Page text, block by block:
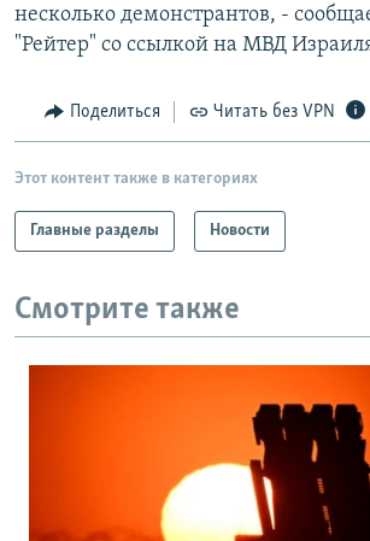
несколько демонстрантов, -
"Рейтер" со ссылкой на МВД
Поделиться Читать без VPN
Этот контент также в категориях
Главные разделы Новости
Смотрите также